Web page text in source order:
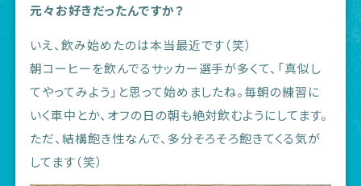
元々お好きだったんですか？
いえ、飲み始めたのは本当最近です（笑）
朝コーヒーを飲んでるサッカー選手が多くて、「真似し
てやってみよう」と思って始めましたね。毎朝の練習に
いく車中とか、オフの日の朝も絶対飲むようにしてます。
ただ、結構飽き性なんで、多分そろそろ飽きてくる気が
してます（笑）